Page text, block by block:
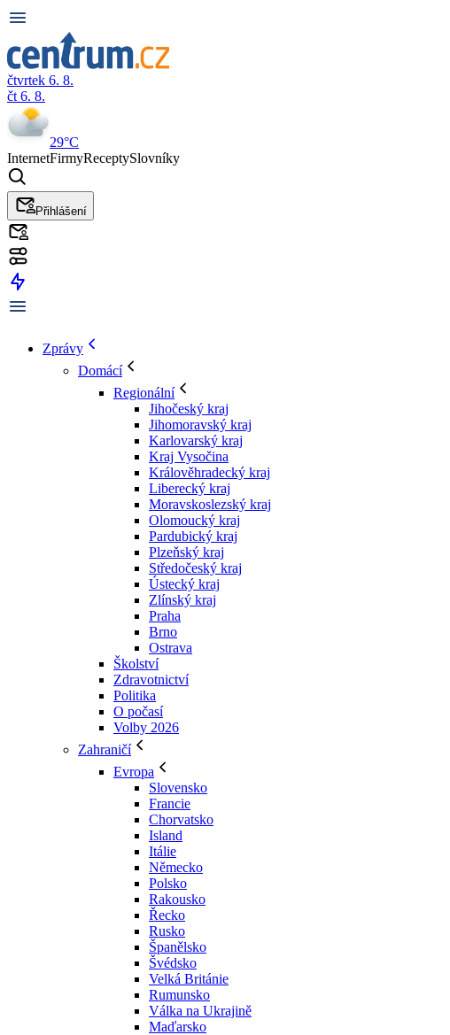
čtvrtek 6. 8.
čt 6. 8.
29°C
InternetFirmyReceptySlovníky
Přihlášení
Zprávy
Domácí
Regionální
Jihočeský kraj
Jihomoravský kraj
Karlovarský kraj
Kraj Vysočina
Králověhradecký kraj
Liberecký kraj
Moravskoslezský kraj
Olomoucký kraj
Pardubický kraj
Plzeňský kraj
Středočeský kraj
Ústecký kraj
Zlínský kraj
Praha
Brno
Ostrava
Školství
Zdravotnictví
Politika
O počasí
Volby 2026
Zahraničí
Evropa
Slovensko
Francie
Chorvatsko
Island
Itálie
Německo
Polsko
Rakousko
Řecko
Rusko
Španělsko
Švédsko
Velká Británie
Rumunsko
Válka na Ukrajině
Maďarsko